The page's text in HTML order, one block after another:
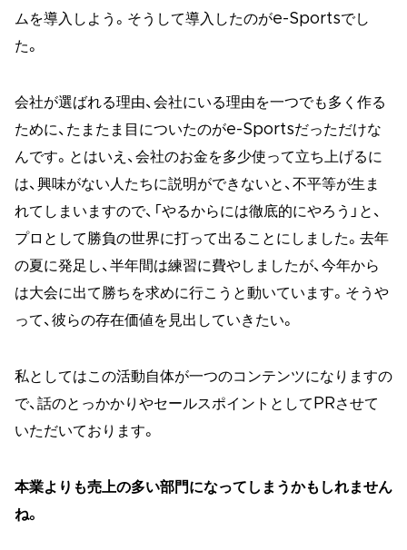
ムを導入しよう。そうして導入したのがe-Sportsでし
た。
会社が選ばれる理由、会社にいる理由を一つでも多く作る
ために、たまたま目についたのがe-Sportsだっただけな
んです。とはいえ、会社のお金を多少使って立ち上げるに
は、興味がない人たちに説明ができないと、不平等が生ま
れてしまいますので、「やるからには徹底的にやろう」と、
プロとして勝負の世界に打って出ることにしました。去年
の夏に発足し、半年間は練習に費やしましたが、今年から
は大会に出て勝ちを求めに行こうと動いています。そうや
って、彼らの存在価値を見出していきたい。
私としてはこの活動自体が一つのコンテンツになりますの
で、話のとっかかりやセールスポイントとしてPRさせて
いただいております。
本業よりも売上の多い部門になってしまうかもしれません
ね。